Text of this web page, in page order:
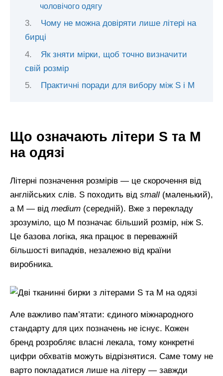
чоловічого одягу
Чому не можна довіряти лише літері на
бирці
Як зняти мірки, щоб точно визначити
свій розмір
Практичні поради для вибору між S і M
Що означають літери S та M
на одязі
Літерні позначення розмірів — це скорочення від
англійських слів. S походить від small (маленький),
а M — від medium (середній). Вже з перекладу
зрозуміло, що M позначає більший розмір, ніж S.
Це базова логіка, яка працює в переважній
більшості випадків, незалежно від країни
виробника.
Але важливо пам’ятати: єдиного міжнародного
стандарту для цих позначень не існує. Кожен
бренд розробляє власні лекала, тому конкретні
цифри обхватів можуть відрізнятися. Саме тому не
варто покладатися лише на літеру — завжди